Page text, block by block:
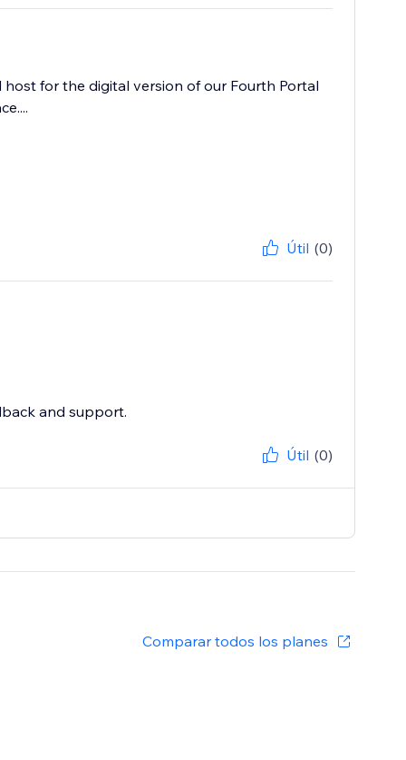
for the digital version of our Fourth Portal
Útil (0)
and support.
Útil (0)
Comparar todos los planes